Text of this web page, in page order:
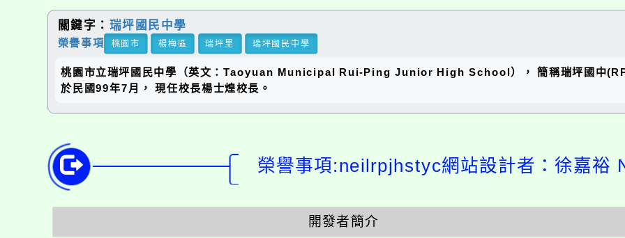
關鍵字： 瑞坪國民中學
榮譽事項 桃園市 楊梅區 瑞坪里 瑞坪國民中學
桃園市立瑞坪國民中學（英文：Taoyuan Municipal Rui-Ping Junior High School）， 簡稱瑞坪國中
於民國99年7月， 現任校長楊士煌校長。
榮譽事項:neilrpjhstyc網站設計者：徐嘉裕
開發者簡介